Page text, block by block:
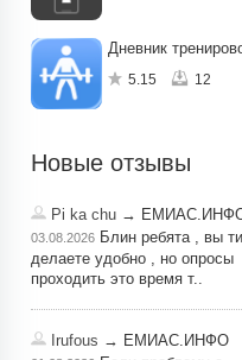
Дневник
5.15 12
Новые отзывы
Pi ka chu →
03.08.2026 Блин ребята , вы
делаете удобно , но опросы
проходить это время т..
Irufous → ЕМИАС.ИНФО